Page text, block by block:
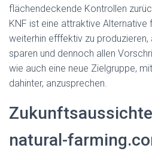
flächendeckende Kontrollen
KNF ist eine attraktive Alternative
weiterhin efffektiv zu
sparen und dennoch allen
wie auch eine neue Zielgruppe,
dahinter, anzusprechen.
natural-